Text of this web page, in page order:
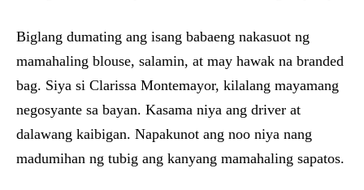
Biglang dumating ang isang babaeng nakasuot ng
mamahaling blouse, salamin, at may hawak na branded
bag. Siya si Clarissa Montemayor, kilalang mayamang
negosyante sa bayan. Kasama niya ang driver at
dalawang kaibigan. Napakunot ang noo niya nang
madumihan ng tubig ang kanyang mamahaling sapatos.